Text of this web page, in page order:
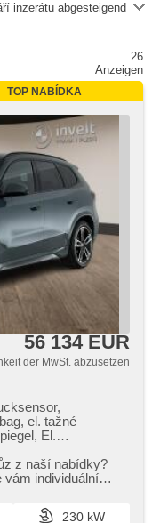
inzerátu abgesteigend
26
Anzeigen
TOP NABÍDKA
56 134 EUR
der MwSt. abzusetzen
el. tažné
El.
řidiče, El.
světel,
z naší nabídky?
vám individuální
230 kW